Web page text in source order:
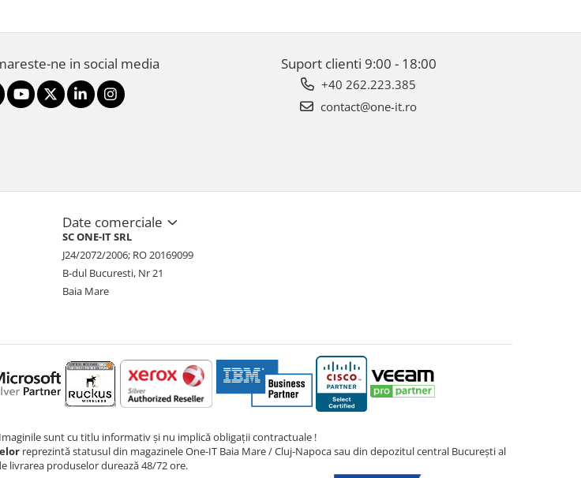
ne in social media Suport clienti 9:00 - 18:00
+40 262.223.385
contact@one-it.ro
Date comerciale
SC ONE-IT SRL
J24/2072/2006; RO 20169099
B-dul Bucuresti, Nr 21
Baia Mare
Imaginile sunt cu titlu informativ și nu implică obligații contractuale !
reprezintă statusul din magazinele One-IT Baia Mare / Cluj-Napoca sau din depozitul central București al
livrarea produselor durează 48/72 ore.